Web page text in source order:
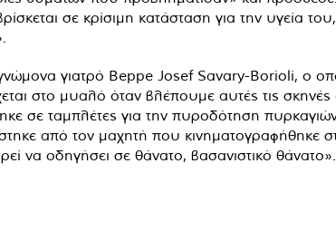
σε κρίσιμη κατάσταση για την υγεία
γιατρό Beppe Josef Savary-Borioli, ο
στο μυαλό όταν βλέπουμε αυτές τις
σε ταμπλέτες για την πυροδότηση
από τον μαχητή που κινηματογραφήθηκε
να οδηγήσει σε θάνατο, βασανιστικό θάνατο».